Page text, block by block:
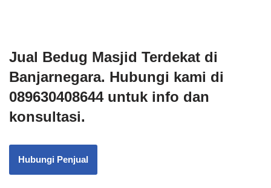
Jual Bedug Masjid Terdekat di
Banjarnegara. Hubungi kami di
089630408644 untuk info dan
konsultasi.
Hubungi Penjual